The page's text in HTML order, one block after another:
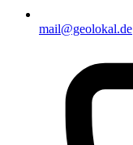
mail@geolokal.de